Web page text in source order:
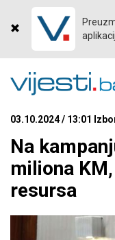
03.10.2024 / 13:01
Na
miliona
resursa